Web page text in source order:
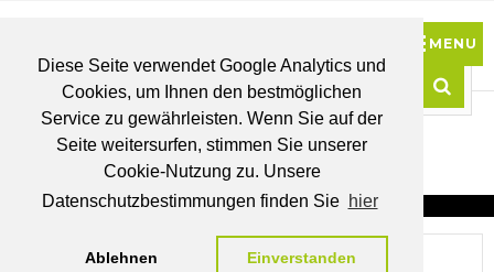
Diese Seite verwendet Google Analytics und
Cookies, um Ihnen den bestmöglichen
Service zu gewährleisten. Wenn Sie auf der
Seite weitersurfen, stimmen Sie unserer
Cookie-Nutzung zu. Unsere
Datenschutzbestimmungen finden Sie hier
Ablehnen Einverstanden
BRUTTO
PREISE
MEIN
WUNSCHLISTE